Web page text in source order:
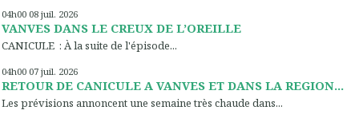
04h00 08 juil. 2026
VANVES DANS LE CREUX DE L’OREILLE
CANICULE : À la suite de l'épisode...
04h00 07 juil. 2026
RETOUR DE CANICULE A VANVES ET DANS LA REGION...
Les prévisions annoncent une semaine très chaude dans...